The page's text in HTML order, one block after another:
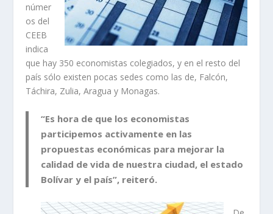
númer
os del
CEEB
indica
que hay 350 economistas colegiados, y en el resto del
país sólo existen pocas sedes como las de, Falcón,
Táchira, Zulia, Aragua y Monagas.
“Es hora de que los economistas
participemos activamente en las
propuestas económicas para mejorar la
calidad de vida de nuestra ciudad, el estado
Bolívar y el país”, reiteró.